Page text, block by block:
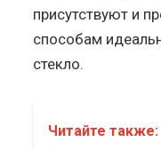
присутствуют и
способам
стекло.
Читайте также: